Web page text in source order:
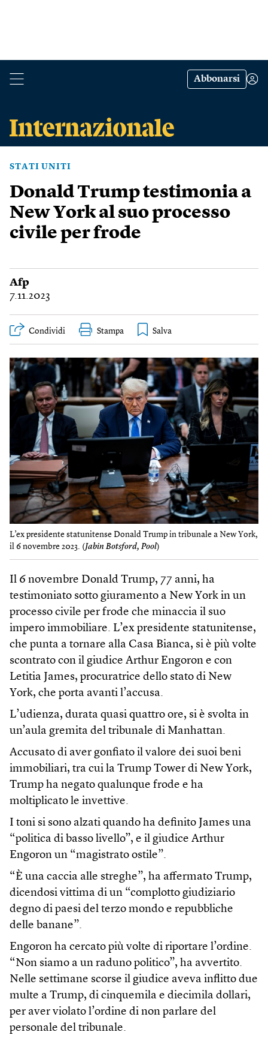
Abbonarsi
STATI UNITI
Donald Trump testimonia a
New York al suo processo
civile per frode
Afp
7.11.2023
Condividi Stampa
L’ex presidente statunitense Donald Trump in tribunale a New York,
il 6 novembre 2023. (Jabin Botsford, Pool)
Il 6 novembre Donald Trump, 77 anni, ha
testimoniato sotto giuramento a New York in un
processo civile per frode che minaccia il suo
impero immobiliare. L’ex presidente statunitense,
che punta a tornare alla Casa Bianca, si è più volte
scontrato con il giudice Arthur Engoron e con
Letitia James, procuratrice dello stato di New
York, che porta avanti l’accusa.
L’udienza, durata quasi quattro ore, si è svolta in
un’aula gremita del tribunale di Manhattan.
Accusato di aver gonfiato il valore dei suoi beni
immobiliari, tra cui la Trump Tower di New York,
Trump ha negato qualunque frode e ha
moltiplicato le invettive.
I toni si sono alzati quando ha definito James una
“politica di basso livello”, e il giudice Arthur
Engoron un “magistrato ostile”.
“È una caccia alle streghe”, ha affermato Trump,
dicendosi vittima di un “complotto giudiziario
degno di paesi del terzo mondo e repubbliche
delle banane”.
Engoron ha cercato più volte di riportare l’ordine.
“Non siamo a un raduno politico”, ha avvertito.
Nelle settimane scorse il giudice aveva inflitto due
multe a Trump, di cinquemila e diecimila dollari,
per aver violato l’ordine di non parlare del
personale del tribunale.